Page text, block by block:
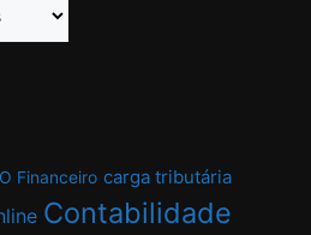
Financeiro carga tributária
Contabilidade